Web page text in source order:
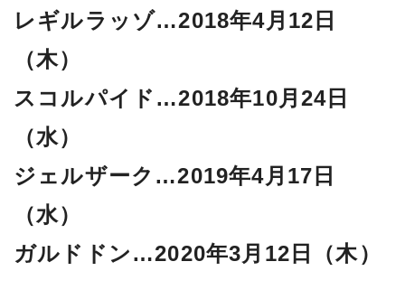
レギルラッゾ…2018年4月12日
（木）
スコルパイド…2018年10月24日
（水）
ジェルザーク…2019年4月17日
（水）
ガルドドン…2020年3月12日（木）